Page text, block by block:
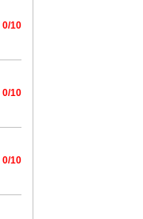
0/10
0/10
0/10